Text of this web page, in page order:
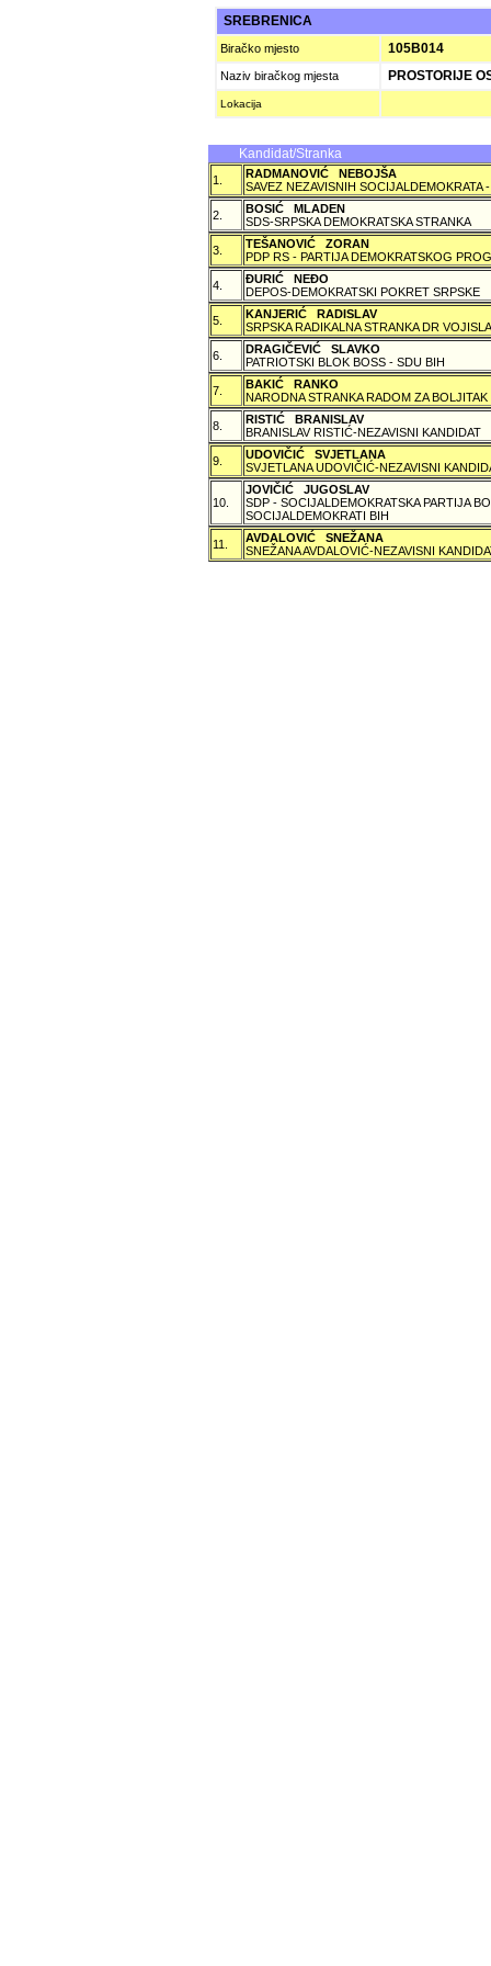
SREBRENICA
Biračko mjesto 105B014
Naziv biračkog mjesta PROSTORIJE
Lokacija
Kandidat/Stranka
1.
RADMANOVIĆ NEBOJŠA
SAVEZ NEZAVISNIH SOCIJALDEMOKRATA
2.
BOSIĆ MLADEN
SDS-SRPSKA DEMOKRATSKA STRANKA
3.
TEŠANOVIĆ ZORAN
PDP RS - PARTIJA DEMOKRATSKOG
4.
ÐURIĆ NEÐO
DEPOS-DEMOKRATSKI POKRET SRPSKE
5.
KANJERIĆ RADISLAV
SRPSKA RADIKALNA STRANKA DR
6.
DRAGIČEVIĆ SLAVKO
PATRIOTSKI BLOK BOSS - SDU BIH
7.
BAKIĆ RANKO
NARODNA STRANKA RADOM ZA BOLJITAK
8.
RISTIĆ BRANISLAV
BRANISLAV RISTIĆ-NEZAVISNI KANDIDAT
9.
UDOVIČIĆ SVJETLANA
SVJETLANA UDOVIČIĆ-NEZAVISNI
10.
JOVIČIĆ JUGOSLAV
SDP - SOCIJALDEMOKRATSKA PARTIJA
SOCIJALDEMOKRATI BIH
11.
AVDALOVIĆ SNEŽANA
SNEŽANA AVDALOVIĆ-NEZAVISNI